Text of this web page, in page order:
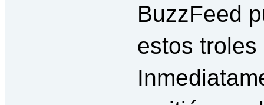
BuzzFeed
estos